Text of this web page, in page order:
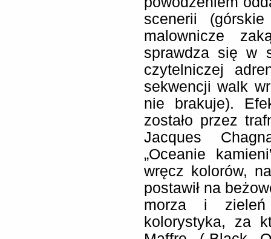
scenerii
malownicze
sprawdza się w
czytelniczej
sekwencji walk
nie brakuje).
zostało przez
Jacques
„Oceanie
wręcz kolorów,
postawił na
morza i zieleń
kolorystyka, za